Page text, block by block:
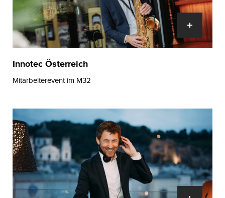
Innotec Österreich
Mitarbeiterevent im M32